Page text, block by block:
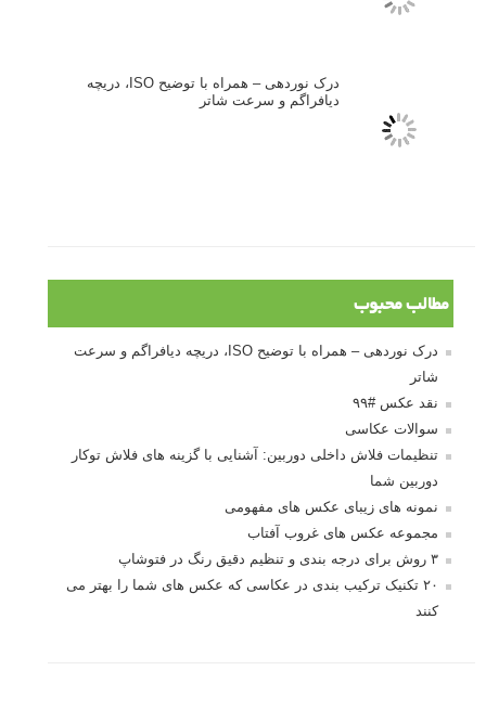
درک نوردهی – همراه با توضیح ISO، دریچه
دیافراگم و سرعت شاتر
مطالب محبوب
درک نوردهی – همراه با توضیح ISO، دریچه دیافراگم و سرعت
شاتر
نقد عکس #۹۹
سوالات عکاسی
تنظیمات فلاش داخلی دوربین: آشنایی با گزینه های فلاش توکار
دوربین شما
نمونه های زیبای عکس های مفهومی
مجموعه عکس های غروب آفتاب
۳ روش برای درجه بندی و تنظیم دقیق رنگ در فتوشاپ
۲۰ تکنیک ترکیب بندی در عکاسی که عکس های شما را بهتر می
کنند